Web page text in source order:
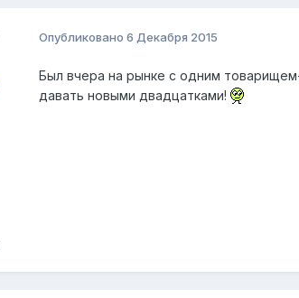
Опубликовано 6 Декабря 2015
Был вчера на рынке с одним
давать новыми двадцатками!